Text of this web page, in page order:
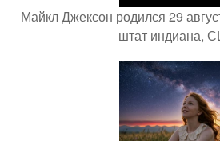
Майкл Джексон родился 29
штат индиана,